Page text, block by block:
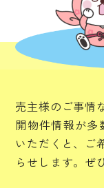
売主様のご事情
開物件情報が多
いただくと、ご
らせします。ぜ